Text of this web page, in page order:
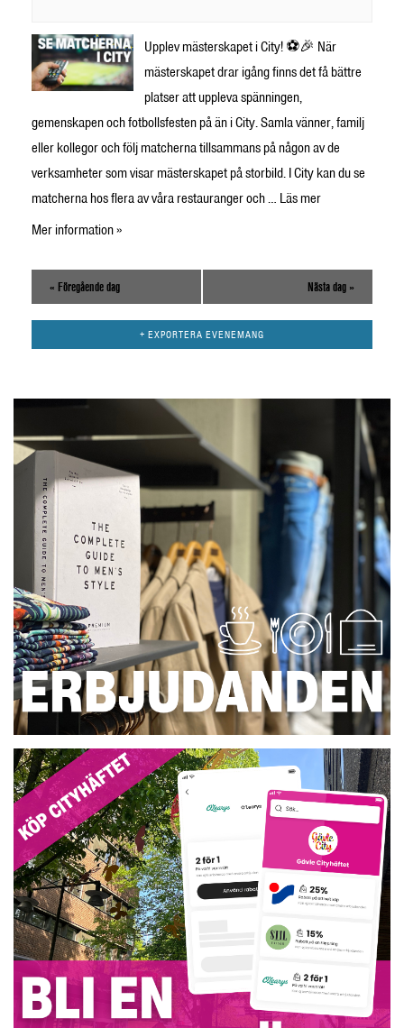
Upplev mästerskapet i City! ⚽🎉 När
mästerskapet drar igång finns det få bättre
platser att uppleva spänningen,
gemenskapen och fotbollsfesten på än i City. Samla vänner, familj
eller kollegor och följ matcherna tillsammans på någon av de
verksamheter som visar mästerskapet på storbild. I City kan du se
matcherna hos flera av våra restauranger och … Läs mer
Mer information »
« Föregående dag Nästa dag »
+ EXPORTERA EVENEMANG